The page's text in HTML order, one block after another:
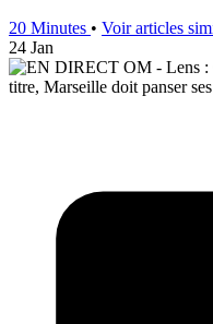
20 Minutes • Voir articles
24 Jan